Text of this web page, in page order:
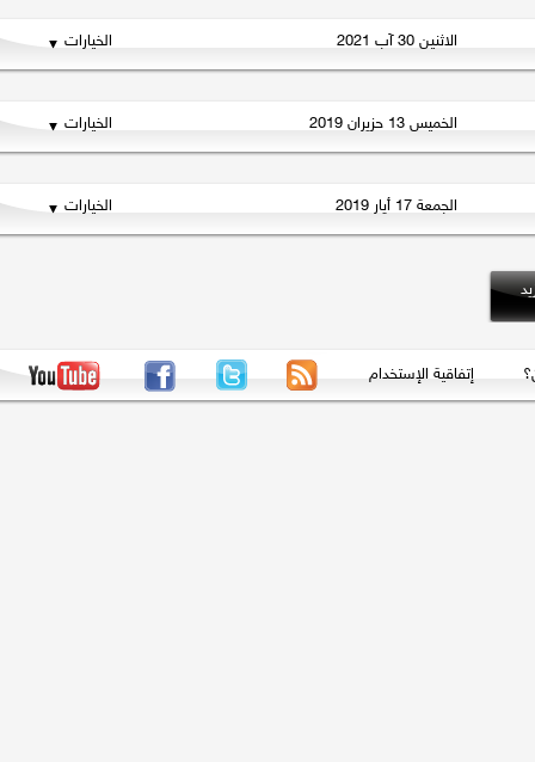
الاثنين 30 آب 2021 الخيارات
الخميس 13 حزيران 2019 الخيارات
الجمعة 17 أيار 2019 الخيارات
إتفاقية الإستخدام